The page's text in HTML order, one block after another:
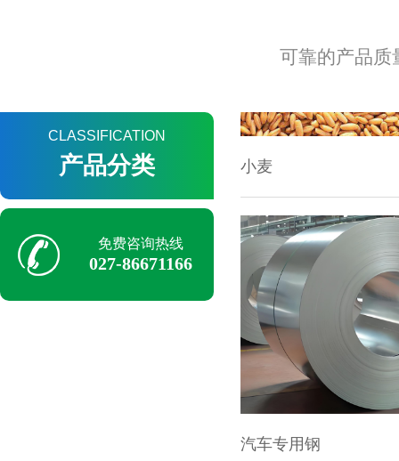
可靠的产品质
CLASSIFICATION
产品分类
免费咨询热线
027-86671166
汽车专用钢